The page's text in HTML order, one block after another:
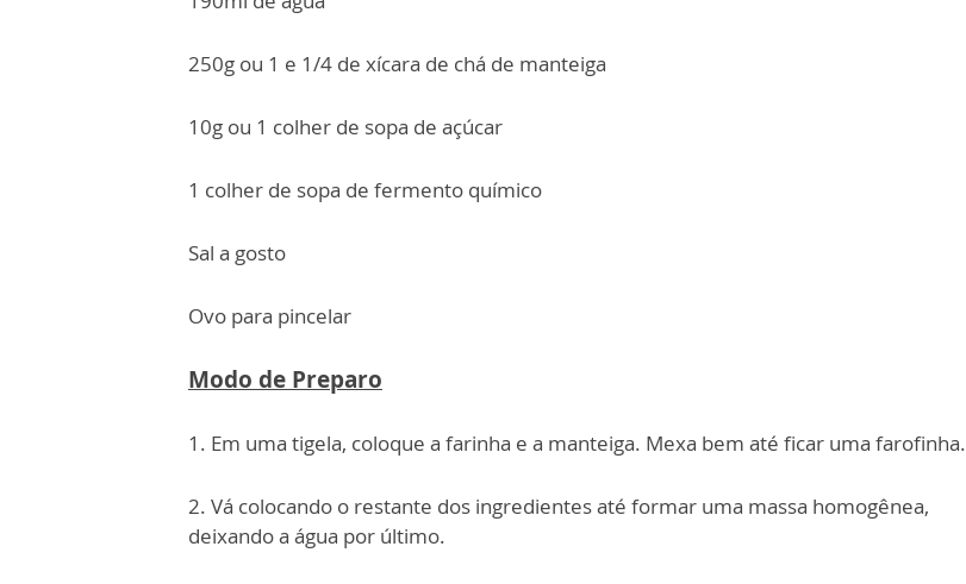
250g ou 1 e 1/4 de xícara de chá de manteiga
10g ou 1 colher de sopa de açúcar
1 colher de sopa de fermento químico
Sal a gosto
Ovo para pincelar
Modo de Preparo
1. Em uma tigela, coloque a farinha e a manteiga. Mexa bem até ficar uma farofinha.
2. Vá colocando o restante dos ingredientes até formar uma massa homogênea,
deixando a água por último.